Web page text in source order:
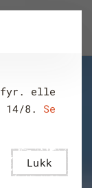
fyr. elle
14/8. Se
Lukk